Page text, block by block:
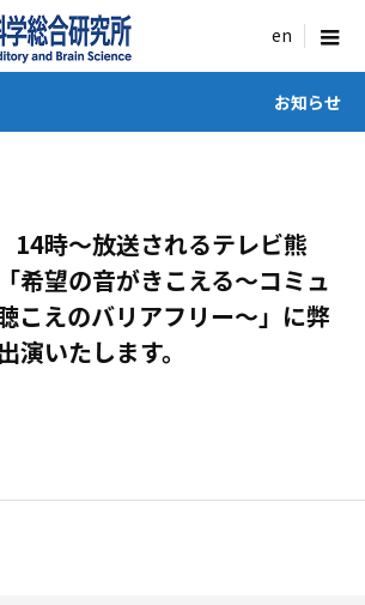
menu
お知らせ
14時～放送されるテレビ熊
望の音がきこえる〜コミュ
こえのバリアフリー〜」に弊
演いたします。